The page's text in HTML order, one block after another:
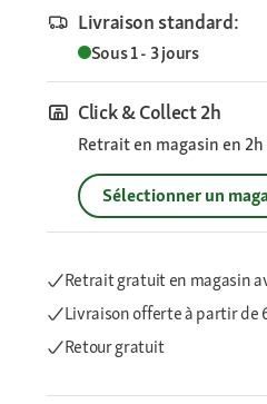
Livraison standard:
Sous 1 - 3 jours
Click & Collect 2h
Retrait en magasin en
Sélectionner un
Retrait gratuit en magasin
Livraison offerteà partir de
Retour gratuit